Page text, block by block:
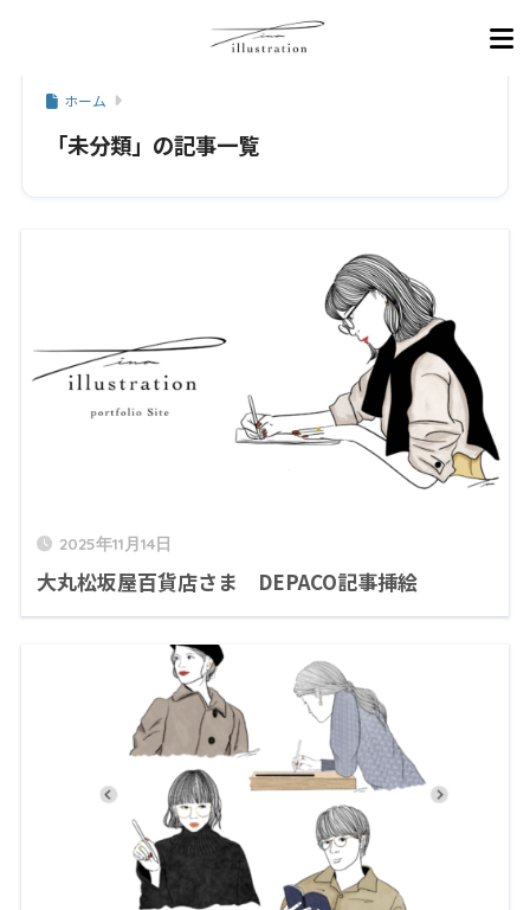
ホーム
「未分類」の記事一覧
2025年11月14日
大丸松坂屋百貨店さま DEPACO記事挿絵